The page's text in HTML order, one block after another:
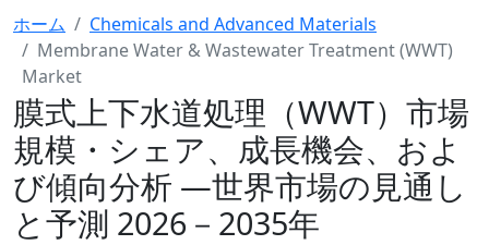
ホーム
Chemicals and Advanced Materials
Membrane Water & Wastewater Treatment (WWT)
Market
膜式上下水道処理（WWT）市場
規模・シェア、成長機会、およ
び傾向分析 ―世界市場の見通し
と予測 2026－2035年